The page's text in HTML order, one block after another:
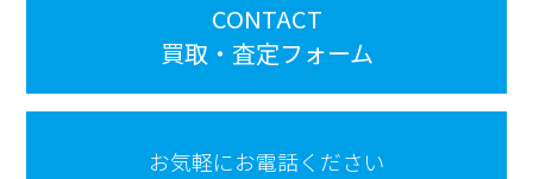
CONTACT
買取・査定フォーム
お気軽にお電話ください